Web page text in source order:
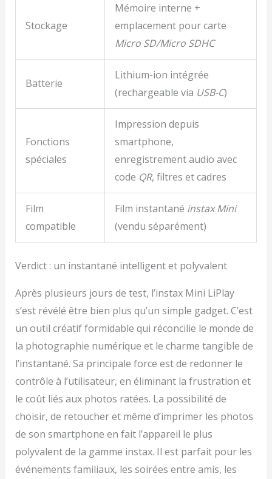
Stockage
Mémoire interne +
emplacement pour carte
Micro SD/Micro SDHC
Batterie
Lithium-ion intégrée
(rechargeable via USB-C)
Fonctions
spéciales
Impression depuis
smartphone,
enregistrement audio avec
code QR, filtres et cadres
Film
compatible
Film instantané instax Mini
(vendu séparément)
Verdict : un instantané intelligent et polyvalent
Après plusieurs jours de test, l’instax Mini LiPlay
s’est révélé être bien plus qu’un simple gadget. C’est
un outil créatif formidable qui réconcilie le monde de
la photographie numérique et le charme tangible de
l’instantané. Sa principale force est de redonner le
contrôle à l’utilisateur, en éliminant la frustration et
le coût liés aux photos ratées. La possibilité de
choisir, de retoucher et même d’imprimer les photos
de son smartphone en fait l’appareil le plus
polyvalent de la gamme instax. Il est parfait pour les
événements familiaux, les soirées entre amis, les